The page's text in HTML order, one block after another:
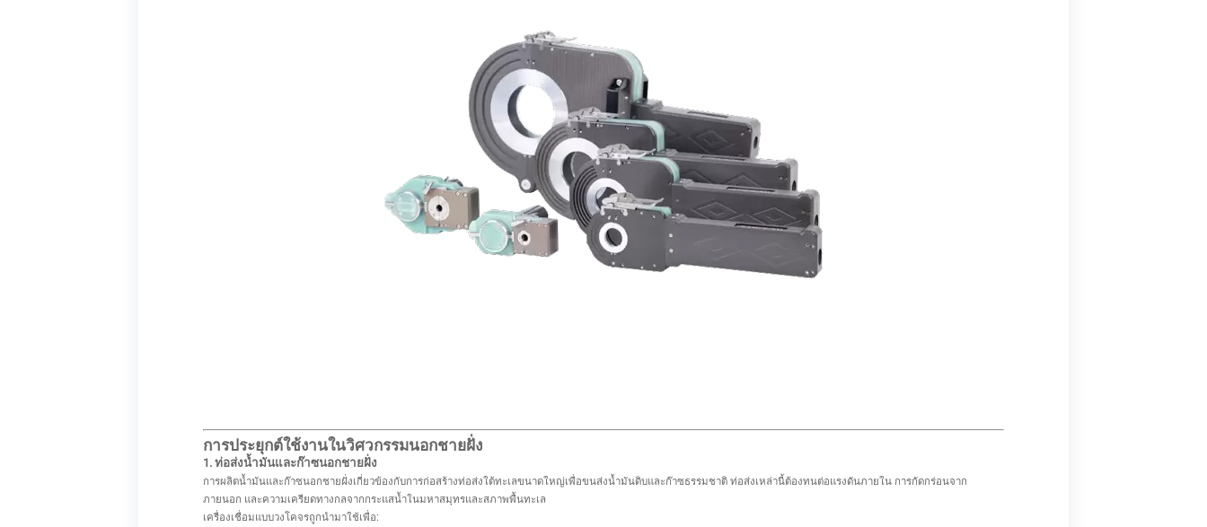
การประยุกต์ใช้งานในวิศวกรรมนอกชายฝั่ง
1. ท่อส่งน้ำมันและก๊าซนอกชายฝั่ง
การผลิตน้ำมันและก๊าซนอกชายฝั่งเกี่ยวข้องกับการก่อสร้างท่อส่งใต้ทะเลขนาดใหญ่เพื่อขนส่งน้ำมันดิบและก๊าซธรรมชาติ ท่อส่งเหล่านี้ต้องทนต่อแรงดันภายใน การกัดกร่อนจาก
ภายนอก และความเครียดทางกลจากกระแสน้ำในมหาสมุทรและสภาพพื้นทะเล
เครื่องเชื่อมแบบวงโคจรถูกนำมาใช้เพื่อ: